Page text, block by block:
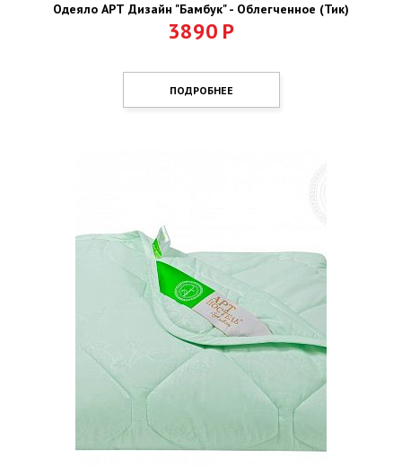
Одеяло АРТ Дизайн "Бамбук" - Облегченное (Тик)
3890 Р
ПОДРОБНЕЕ